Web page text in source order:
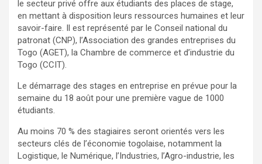
le secteur privé offre aux étudiants des places de stage,
en mettant à disposition leurs ressources humaines et leur
savoir-faire. Il est représenté par le Conseil national du
patronat (CNP), l’Association des grandes entreprises du
Togo (AGET), la Chambre de commerce et d’industrie du
Togo (CCIT).
Le démarrage des stages en entreprise en prévue pour la
semaine du 18 août pour une première vague de 1000
étudiants.
Au moins 70 % des stagiaires seront orientés vers les
secteurs clés de l’économie togolaise, notamment la
Logistique, le Numérique, l’Industries, l’Agro-industrie, les